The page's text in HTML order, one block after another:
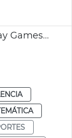
6.000 deportistas inscritos Gay Games 2026